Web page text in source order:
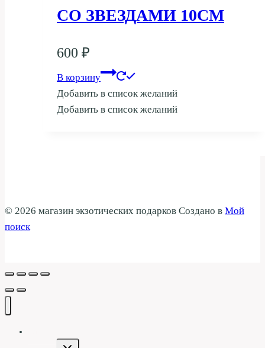
СО ЗВЕЗДАМИ 10СМ
600 ₽
В корзину
Добавить в список желаний
Добавить в список желаний
© 2026 магазин экзотических подарков Создано в Мой
поиск
Переключить